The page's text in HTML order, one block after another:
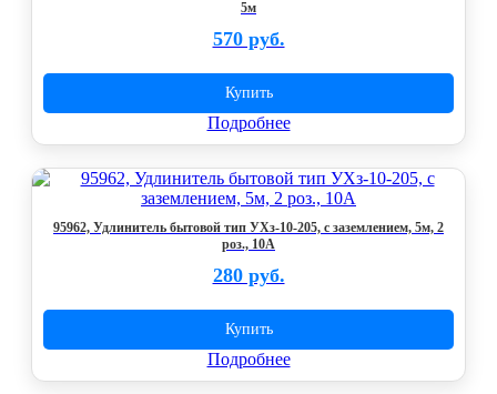
5м
570 руб.
Купить
Подробнее
95962, Удлинитель бытовой тип УХз-10-205, с заземлением, 5м, 2
роз., 10А
280 руб.
Купить
Подробнее